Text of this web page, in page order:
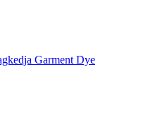
Garment Dye